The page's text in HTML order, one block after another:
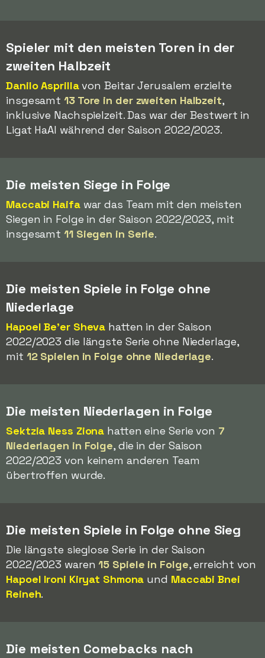
Spieler mit den meisten Toren in der
zweiten Halbzeit
Danilo Asprillavon Beitar Jerusalem erzielte
insgesamt13 Tore in der zweiten Halbzeit,
inklusive Nachspielzeit. Das war der Bestwert in
Ligat HaAl während der Saison 2022/2023.
Die meisten Siege in Folge
Maccabi Haifawar das Team mit den meisten
Siegen in Folge in der Saison 2022/2023, mit
insgesamt11 Siegen in Serie.
Die meisten Spiele in Folge ohne
Niederlage
Hapoel Be'er Sheva hatten in der Saison
2022/2023 die längste Serie ohne Niederlage,
mit 12 Spielen in Folge ohne Niederlage.
Die meisten Niederlagen in Folge
Sektzia Ness Ziona hatten eine Serie von 7
Niederlagen in Folge, die in der Saison
2022/2023 von keinem anderen Team
übertroffen wurde.
Die meisten Spiele in Folge ohne Sieg
Die längste sieglose Serie in der Saison
2022/2023 waren15 Spiele in Folge, erreicht von
Hapoel Ironi Kiryat Shmona und Maccabi Bnei
Reineh.
Die meisten Comebacks nach